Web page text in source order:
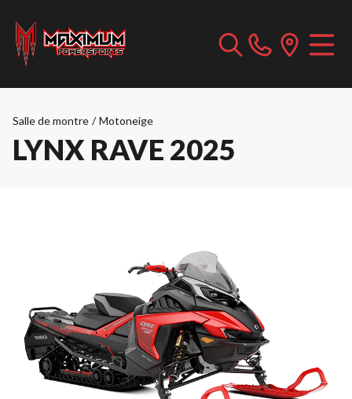
Salle de montre / Motoneige
LYNX RAVE 2025